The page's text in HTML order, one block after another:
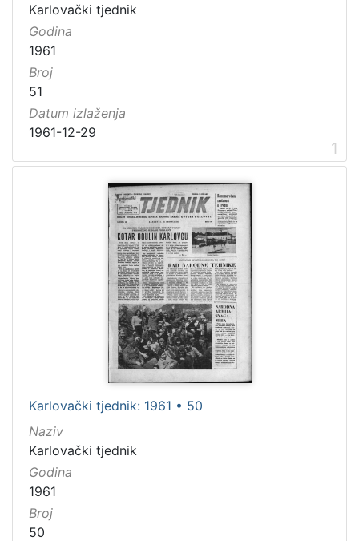
Karlovački tjednik
Godina
1961
Broj
51
Datum izlaženja
1961-12-29
1
Karlovački tjednik: 1961 • 50
Naziv
Karlovački tjednik
Godina
1961
Broj
50